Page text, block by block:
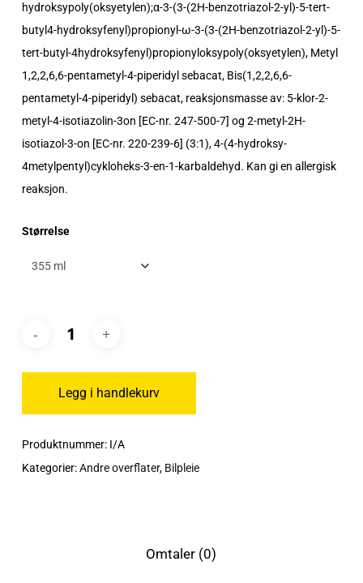
hydroksypoly(oksyetylen);α-3-(3-(2H-benzotriazol-2-yl)-5-tert-
butyl4-hydroksyfenyl)propionyl-ω-3-(3-(2H-benzotriazol-2-yl)-5-
tert-butyl-4hydroksyfenyl)propionyloksypoly(oksyetylen), Metyl
1,2,2,6,6-pentametyl-4-piperidyl sebacat, Bis(1,2,2,6,6-
pentametyl-4-piperidyl) sebacat, reaksjonsmasse av: 5-klor-2-
metyl-4-isotiazolin-3on [EC-nr. 247-500-7] og 2-metyl-2H-
isotiazol-3-on [EC-nr. 220-239-6] (3:1), 4-(4-hydroksy-
4metylpentyl)cykloheks-3-en-1-karbaldehyd. Kan gi en allergisk
reaksjon.
Størrelse
Legg i handlekurv
Produktnummer: I/A
Kategorier:Andre overflater, Bilpleie
Omtaler (0)